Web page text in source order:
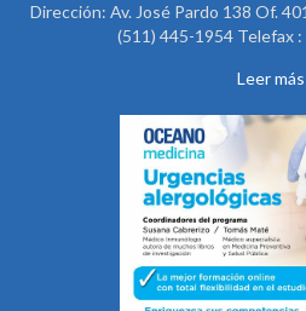
Dirección: Av. José Pardo 138 Of.
(511) 445-1954 Telefax
Leer más